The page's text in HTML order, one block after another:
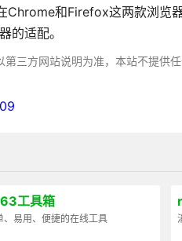
和Firefox这两款浏览
的适配。
三方网站说明为准，本站不提供
工具箱
、易用、便捷的在线工具